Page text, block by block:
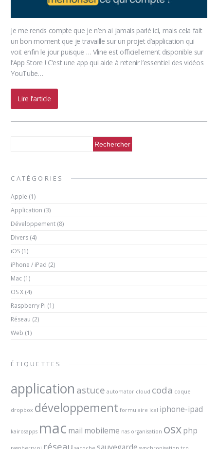
Je me rends compte que je n’en ai jamais parlé ici, mais cela fait
un bon moment que je travaille sur un projet d’application qui
voit enfin le jour puisque … Vline est officiellement disponible sur
l’App Store ! C’est une app qui aide à retenir l’essentiel des vidéos
YouTube…
Lire l'article
CATÉGORIES
Apple (1)
Application (3)
Développement (8)
Divers (4)
iOS (1)
iPhone / iPad (2)
Mac (1)
OS X (4)
Raspberry Pi (1)
Réseau (2)
Web (1)
ÉTIQUETTES
application astuce automator cloud coda coque
dropbox développement formulaire ical iphone-ipad
kairosapps mac mail mobileme nas organisation osxphp
réseau sauvegarde